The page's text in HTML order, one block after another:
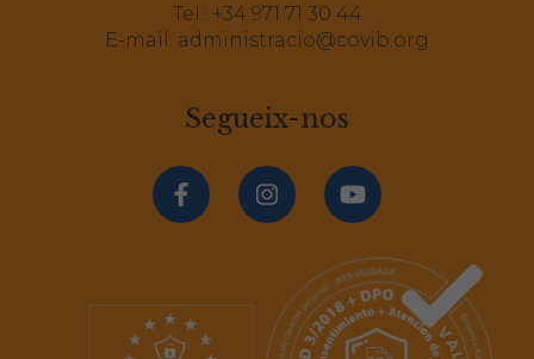
Tel.: +34 971 71 30 44
E-mail: administracio@covib.org
Segueix-nos